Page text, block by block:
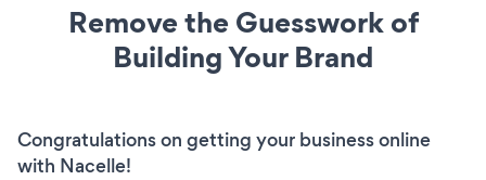
Remove the Guesswork of
Building Your Brand
Congratulations on getting your business online
with Nacelle!